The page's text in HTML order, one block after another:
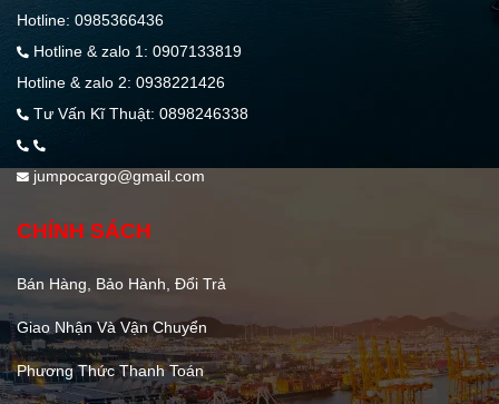
Hotline: 0985366436
Hotline & zalo 1: 0907133819
Hotline & zalo 2: 0938221426
Tư Vấn Kĩ Thuật: 0898246338
jumpocargo@gmail.com
CHÍNH SÁCH
Bán Hàng, Bảo Hành, Đổi Trả
Giao Nhận Và Vận Chuyển
Phương Thức Thanh Toán